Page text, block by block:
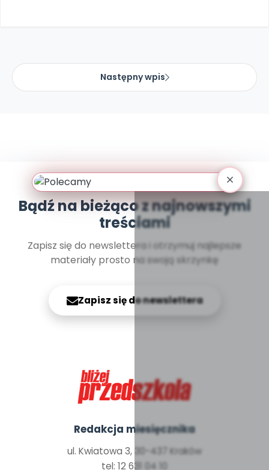
Następny wpis
Bądź na bieżąco z najnowszymi
treściami
Zapisz się do newslettera i otrzymuj najlepsze
materiały prosto na swoją skrzynkę
Zapisz się do newslettera
Redakcja miesięcznika
ul. Kwiatowa 3, 30-437 Kraków
tel: 12 631 04 10